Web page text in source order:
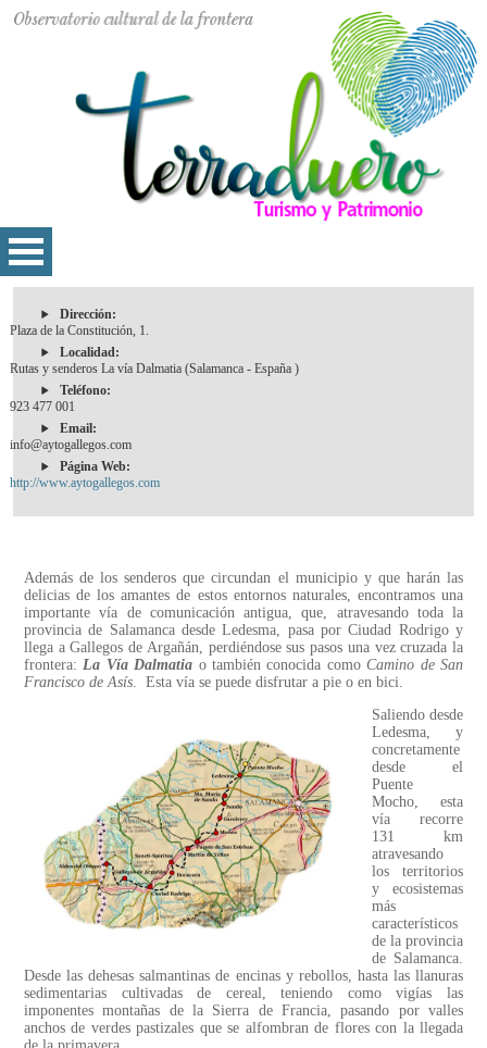
Dirección:
Plaza de la Constitución, 1.
Localidad:
Rutas y senderos La vía Dalmatia (Salamanca - España )
Teléfono:
923 477 001
Email:
info@aytogallegos.com
Página Web:
http://www.aytogallegos.com
Además de los senderos que circundan el municipio y que harán las
delicias de los amantes de estos entornos naturales, encontramos una
importante vía de comunicación antigua, que, atravesando toda la
provincia de Salamanca desde Ledesma, pasa por Ciudad Rodrigo y
llega a Gallegos de Argañán, perdiéndose sus pasos una vez cruzada la
frontera:La Vía Dalmatia o también conocida comoCamino de San
Francisco de Asís. Esta vía se puede disfrutar a pie o en bici.
Saliendo desde
Ledesma, y
concretamente
desde el
Puente
Mocho, esta
vía recorre
131 km
atravesando
los territorios
y ecosistemas
más
característicos
de la provincia
de Salamanca.
Desde las dehesas salmantinas de encinas y rebollos, hasta las llanuras
sedimentarias cultivadas de cereal, teniendo como vigías las
imponentes montañas de la Sierra de Francia, pasando por valles
anchos de verdes pastizales que se alfombran de flores con la llegada